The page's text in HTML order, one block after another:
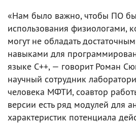
«Нам было важно, чтобы ПО
использования физиологами,
могут не обладать
навыками для
языке C++, — говорит Роман
научный сотрудник
человека МФТИ, соавтор
версии есть ряд модулей для
характеристик потенциала